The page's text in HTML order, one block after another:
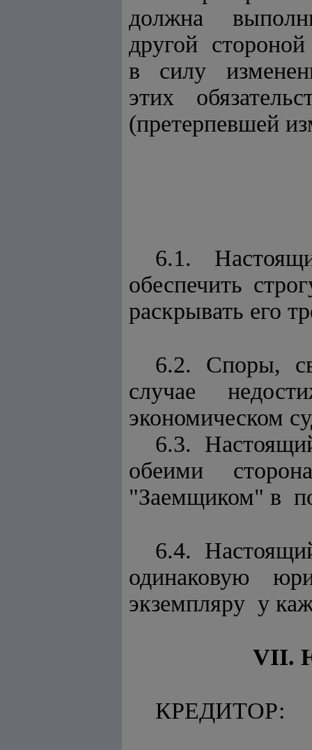
должна
другой
в силу
этих
(претерпевшей
6.1.
обеспечить
раскрывать его
6.2. Споры,
случае
экономическом
6.3.
обеими
"Заемщиком" в
6.4.
одинаковую
экземпляру у
VII.